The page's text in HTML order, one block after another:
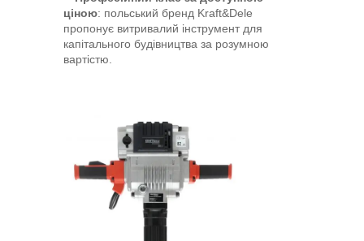
ціною: польський бренд Kraft&Dele
пропонує витривалий інструмент для
капітального будівництва за розумною
вартістю.